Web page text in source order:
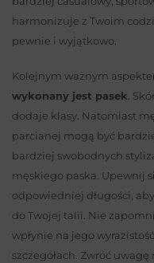
harmonizuje z Twoim
pewnie i wyjątkowo.
Kolejnym ważnym
wykonany jest pasek .
dodaje klasy. Natomiast
parcianej mogą być
bardziej swobodnych
męskiego paska. Upewnij
odpowiedniej długości,
do Twojej talii. Nie
wpłynie na jego
szczegółach. Zwróć